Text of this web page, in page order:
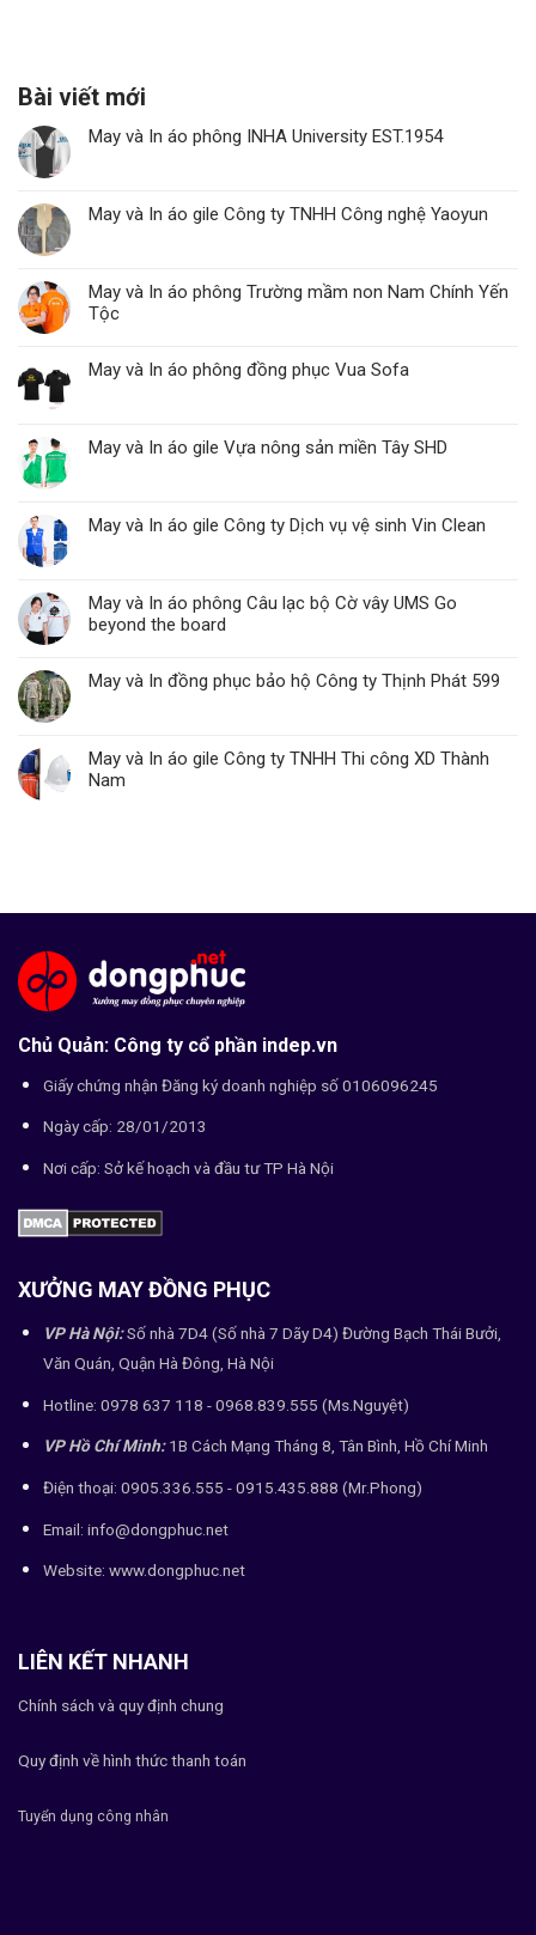
Bài viết mới
May và In áo phông INHA University EST.1954
May và In áo gile Công ty TNHH Công nghệ Yaoyun
May và In áo phông Trường mầm non Nam Chính Yến
Tộc
May và In áo phông đồng phục Vua Sofa
May và In áo gile Vựa nông sản miền Tây SHD
May và In áo gile Công ty Dịch vụ vệ sinh Vin Clean
May và In áo phông Câu lạc bộ Cờ vây UMS Go
beyond the board
May và In đồng phục bảo hộ Công ty Thịnh Phát 599
May và In áo gile Công ty TNHH Thi công XD Thành
Nam
Chủ Quản: Công ty cổ phần indep.vn
Giấy chứng nhận Đăng ký doanh nghiệp số 0106096245
Ngày cấp: 28/01/2013
Nơi cấp: Sở kế hoạch và đầu tư TP Hà Nội
XƯỞNG MAY ĐỒNG PHỤC
VP Hà Nội:Số nhà 7D4 (Số nhà 7 Dãy D4) Đường Bạch Thái Bưởi,
Văn Quán, Quận Hà Đông, Hà Nội
Hotline: 0978 637 118 - 0968.839.555 (Ms.Nguyệt)
VP Hồ Chí Minh:1B Cách Mạng Tháng 8, Tân Bình, Hồ Chí Minh
Điện thoại: 0905.336.555 - 0915.435.888 (Mr.Phong)
Email: info@dongphuc.net
Website: www.dongphuc.net
LIÊN KẾT NHANH
Chính sách và quy định chung
Quy định về hình thức thanh toán
Tuyển dụng công nhân